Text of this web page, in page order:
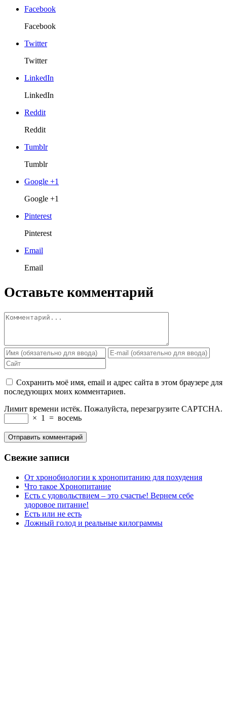
Facebook
Facebook
Twitter
Twitter
LinkedIn
LinkedIn
Reddit
Reddit
Tumblr
Tumblr
Google +1
Google +1
Pinterest
Pinterest
Email
Email
Оставьте комментарий
Сохранить моё имя, email и адрес сайта в этом браузере для
последующих моих комментариев.
Лимит времени истёк. Пожалуйста, перезагрузите CAPTCHA.
× 1 = восемь
Свежие записи
От хронобиологии к хронопитанию для похудения
Что такое Хронопитание
Есть с удовольствием – это счастье! Вернем себе
здоровое питание!
Есть или не есть
Ложный голод и реальные килограммы